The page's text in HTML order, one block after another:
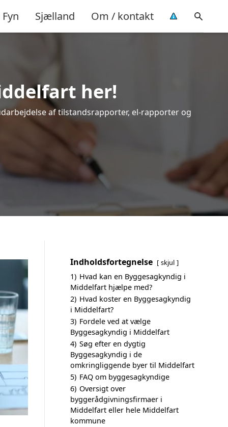
Fyn Sjælland Om / kontakt
her!
af tilstandsrapporter, el-rapporter og
Indholdsfortegnelse skjul
1) Hvad kan en Byggesagkyndig i
Middelfart hjælpe med?
2) Hvad koster en Byggesagkyndig
i Middelfart?
3) Fordele ved at vælge
Byggesagkyndig i Middelfart
4) Søg efter en dygtig
Byggesagkyndig i de
omkringliggende byer til Middelfart
5) FAQ om byggesagkyndige
6) Oversigt over
byggerådgivningsfirmaer i
Middelfart eller hele Middelfart
kommune